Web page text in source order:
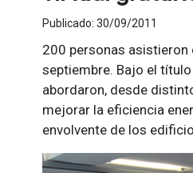
Publicado: 30/09/2011
200 personas asistieron
septiembre. Bajo el título
abordaron, desde
mejorar la eficiencia
envolvente de los